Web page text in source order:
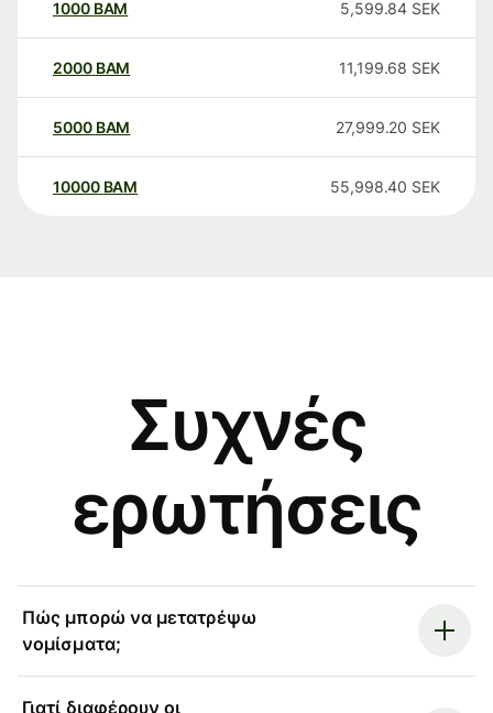
1000 BAM 5,599.84 SEK
2000 BAM 11,199.68 SEK
5000 BAM 27,999.20 SEK
10000 BAM 55,998.40 SEK
Συχνές
ερωτήσεις
Πώς μπορώ να μετατρέψω
νομίσματα;
Γιατί διαφέρουν οι